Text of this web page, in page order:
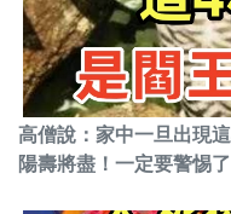
高僧說：家中一旦出現
陽壽將盡！一定要警惕了